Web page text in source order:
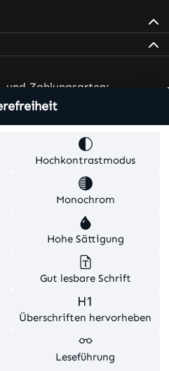
und Zahlungsarten:
wenn
angegeben.
Alle Rechte vorbehalten.
Hochkontrastmodus
Monochrom
Hohe Sättigung
Gut lesbare Schrift
Überschriften hervorheben
Leseführung
um eine bestmögliche
Mehr Informationen ...